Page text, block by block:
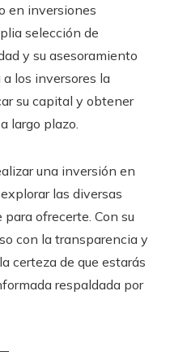
en inversiones
selección de
y su asesoramiento
los inversores la
su capital y obtener
largo plazo.
una inversión en
las diversas
ofrecerte. Con su
con la transparencia y
certeza de que estarás
respaldada por